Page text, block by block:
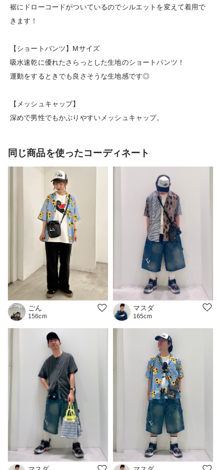
裾にドローコードがついているのでシルエットを変えて着用で
きます！
【ショートパンツ】Mサイズ
吸水速乾に優れたさらっとした生地のショートパンツ！
運動をするときでも良さそうな生地感です◎
【メッシュキャップ】
深めで男性でもかぶりやすいメッシュキャップ。
同じ商品を使ったコーディネート
ごん
156cm
マスダ
165cm